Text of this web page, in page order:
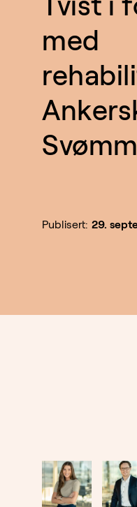
med
Publisert: 29.